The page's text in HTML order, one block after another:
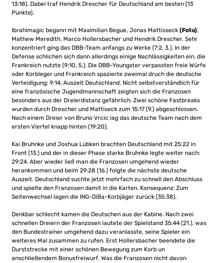
13:18). Dabei traf Hendrik Drescher für Deutschland am besten (13
Punkte).
Ibrahimagic begann mit Maximilian Begue, Jonas Mattisseck (Foto),
Mathew Meredith, Marco Hollersbacher und Hendrik Drescher. Sehr
konzentriert ging das DBB-Team anfangs zu Werke (7:2, 3.). In der
Defense schlichen sich dann allerdings einige Nachlässigkeiten ein, die
Frankreich nutzte (9:10, 5.). Die DBB-Youngster verpassten freie Würfe
oder Korbleger und Frankreich spazierte zweimal druch die deutsche
Verteidigung: 9:14, Auszeit Deutschland. Nicht selbstverständlich für
eine französische Jugendmannschaft zeigten sich die Franzosen
besonders aus der Dreierdistanz gefährlich. Zwei schöne Fastbreaks
wurden durch Drescher und Mattiseck zum 15:17 (9.) abgeschlossen.
Nach einem Dreier von Bruno Vrcic lag das deutsche Team nach dem
ersten Viertel knapp hinten (19:20).
Kai Bruhnke und Joshua Lübken brachten Deutschland mit 25:22 in
Front (13.) und der in dieser Phase starke Bruhnke legte weiter nach:
29:24. Aber wieder ließ man die Franzosen umgehend wieder
herankommen und beim 29:28 (16.) folgte die nächste deutsche
Auszeit. Deutschland suchte jetzt mehrfach zu schnell den Abschluss
und spielte den Franzosen damit in die Karten. Konsequenz: Zum
Seitenwechsel lagen die ING-DiBa-Korbjäger zurück (35:38).
Denkbar schlecht kamen die Deutschen aus der Kabine. Nach zwei
schnellen Dreiern der Franzosen lautete der Spielstand 35:44 (21.), was
den Bundestrainer umgehend dazu veranlasste, seine Spieler ein
weiteres Mal zusammen zu rufen. Erst Hollersbacher beendete die
Durststrecke mit einer schönen Bewegung zum Korb un
anschließendem Bonusfreiwurf. Was die Franzosen nicht davon